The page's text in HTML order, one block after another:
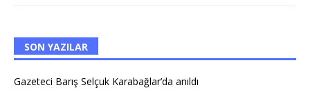
SON YAZILAR
Gazeteci Barış Selçuk Karabağlar’da anıldı